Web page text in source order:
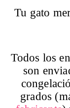
Tu gato
Todos los
son
grados